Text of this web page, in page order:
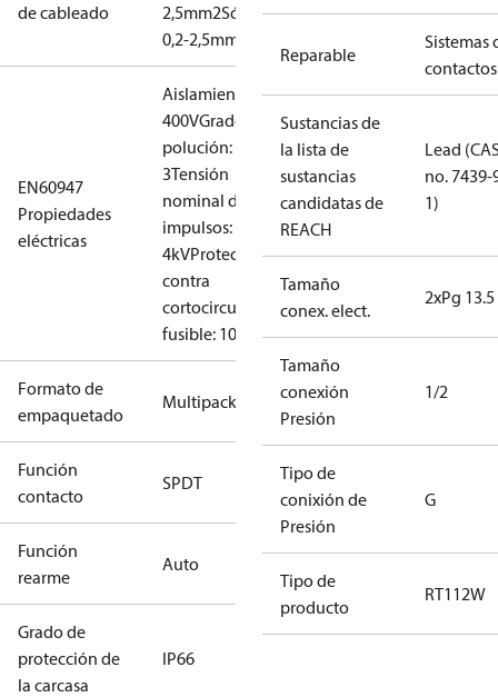
de cableado
2,5mm2Sólido/trenzado:
0,2-2,5mm2
EN60947
Propiedades
eléctricas
Aislamiento:
400VGrado de
polución:
3Tensión
nominal de
impulsos:
4kVProtección
contra
cortocircuito,
fusible: 10A
Formato de
empaquetado
Multipack
Función
contacto
SPDT
Función
rearme
Auto
Grado de
protección de
la carcasa
IP66
Reparable
Sistemas
contactos
Sustancias de
la lista de
sustancias
candidatas de
REACH
Lead
no. 7439-
1)
Tamaño
conex. elect.
2xPg 13.5
Tamaño
conexión
Presión
1/2
Tipo de
conixión de
Presión
G
Tipo de
producto
RT112W